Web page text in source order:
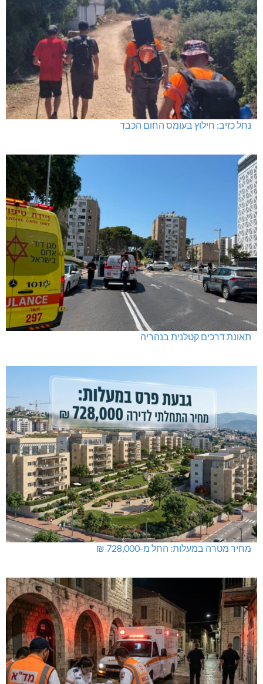
נחל כזיב: חילוץ בעומס החום הכבד
תאונת דרכים קטלנית בנהריה
מחיר מטרה במעלות: החל מ-728,000 ₪